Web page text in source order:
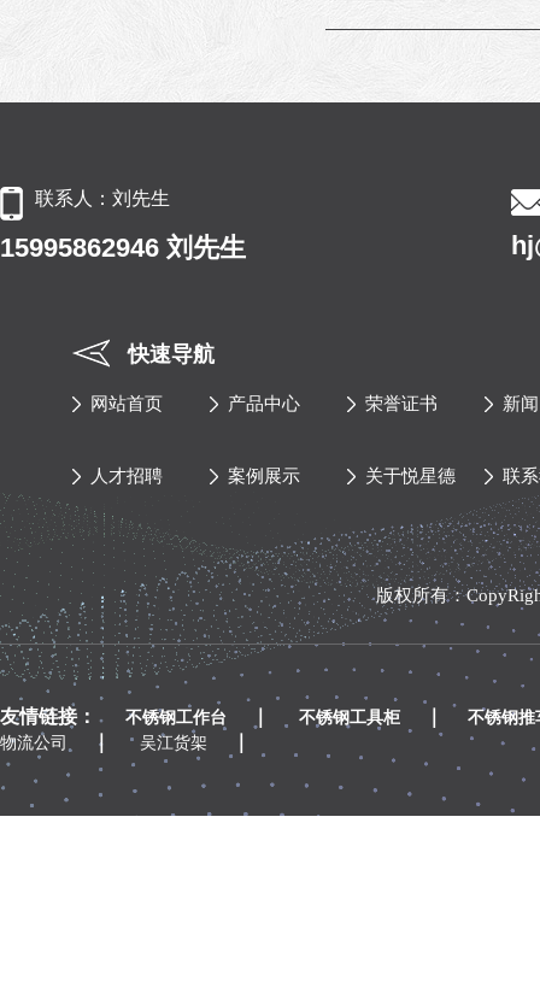
联系人：刘先生
15995862946 刘先生
快速导航
网站首页 产品中心 荣誉证书 新
人才招聘 案例展示 关于悦星德 联
版权所有：
友情链接： 不锈钢工作台 不锈钢工具柜
不锈钢推
物流公司
｜ 吴江货架